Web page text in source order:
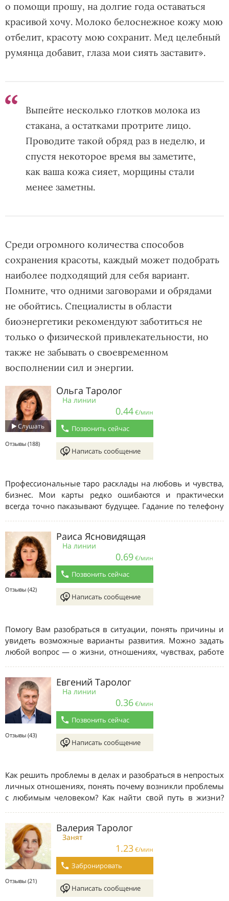
о помощи прошу, на долгие года оставаться
красивой хочу. Молоко белоснежное кожу мою
отбелит, красоту мою сохранит. Мед целебный
румянца добавит, глаза мои сиять заставит».
Выпейте несколько глотков молока из
стакана, а остатками протрите лицо.
Проводите такой обряд раз в неделю, и
спустя некоторое время вы заметите,
как ваша кожа сияет, морщины стали
менее заметны.
Среди огромного количества способов
сохранения красоты, каждый может подобрать
наиболее подходящий для себя вариант.
Помните, что одними заговорами и обрядами
не обойтись. Специалисты в области
биоэнергетики рекомендуют заботиться не
только о физической привлекательности, но
также не забывать о своевременном
восполнении сил и энергии.